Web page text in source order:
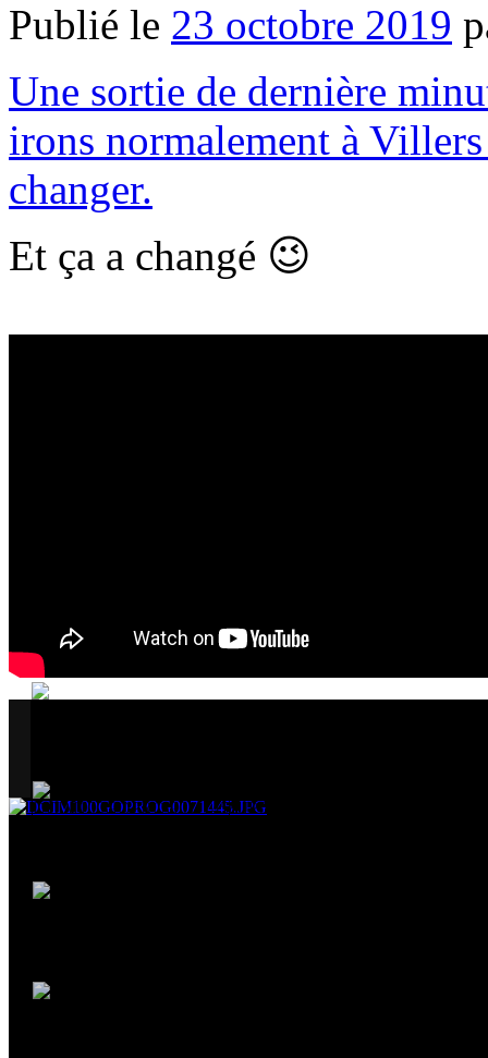
Publié le 23 octobre 2019
Une sortie de dernière
irons normalement à
changer.
Et ça a changé 😉